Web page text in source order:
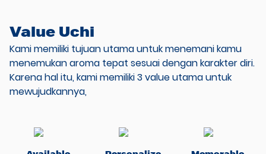
Value Uchi
Kami memiliki tujuan utama untuk menemani kamu
menemukan aroma tepat sesuai dengan karakter diri.
Karena hal itu, kami memiliki 3 value utama untuk
mewujudkannya,